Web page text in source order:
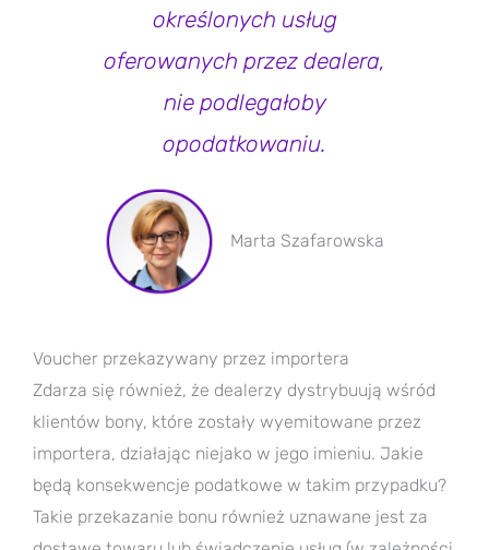
określonych usług
oferowanych przez dealera,
nie podlegałoby
opodatkowaniu.
Marta Szafarowska
Voucher przekazywany przez importera
Zdarza się również, że dealerzy dystrybuują wśród
klientów bony, które zostały wyemitowane przez
importera, działając niejako w jego imieniu. Jakie
będą konsekwencje podatkowe w takim przypadku?
Takie przekazanie bonu również uznawane jest za